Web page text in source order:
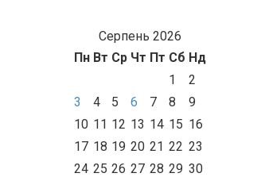
Серпень 2026
Пн Вт Ср Чт Пт Сб Нд
1
2
3
4 5 6 7 8
9
10 11 12 13 14 15 16
17 18 19 20 21 22 23
24 25 26 27 28 29 30